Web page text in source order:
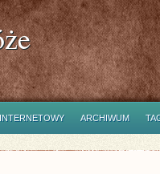
ARCHIWUM